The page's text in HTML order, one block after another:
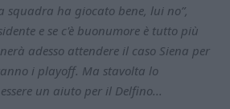
squadra ha giocato bene, lui no”,
e se c'è buonumore è tutto più
adesso attendere il caso Siena per
i playoff. Ma stavolta lo
un aiuto per il Delfino...